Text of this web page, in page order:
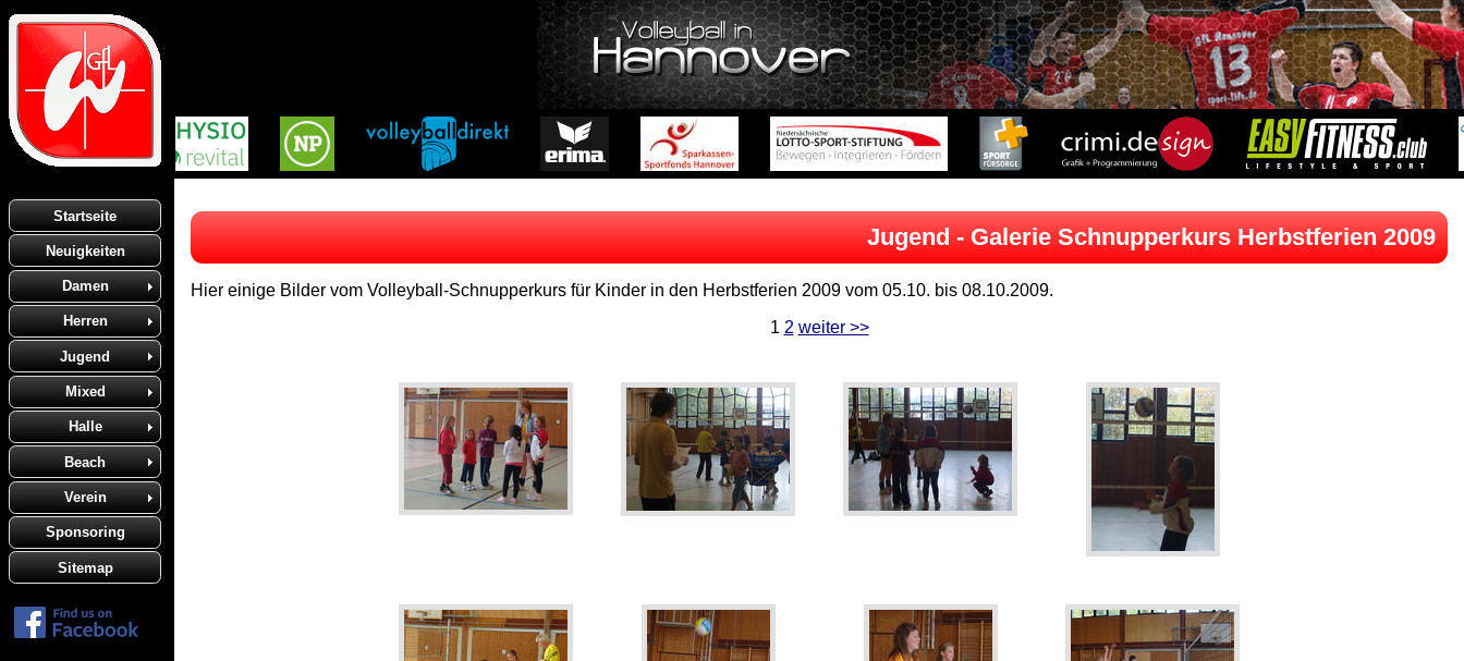
Startseite
Neuigkeiten
Damen
Herren
Jugend
Mixed
Halle
Beach
Verein
Sponsoring
Sitemap
Jugend - Galerie Schnupperkurs Herbstferien 2009
Hier einige Bilder vom Volleyball-Schnupperkurs für Kinder in den Herbstferien 2009 vom 05.10. bis 08.10.2009.
1 2 weiter >>